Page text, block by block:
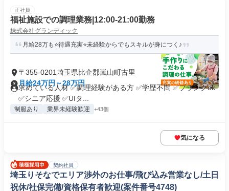
正社員
福祉施設での調理業務|12:00-21:00勤務
株式会社グランディック
月給28万も⭐待遇充実⭐未経験からでもスキルが身につく♪
〒355-0201埼玉県比企郡嵐山町古里
月給24万円～28万円
求めている人材 ✅調理経験がある方 ✅学歴不問 ✅ブランクok
✅シニア応援 ✅UIタ...
制服あり 業界未経験歓迎 +43個
気になる
契約社員
埼玉りそなでエリア渉外のお仕事/飛び込み営業なし/土日
祝休/社保完備/資格保有者歓迎(案件番号4748)